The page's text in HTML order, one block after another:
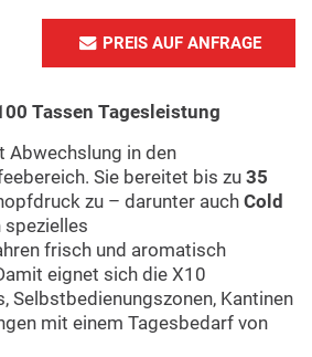
PREIS AUF ANFRAGE
Tassen Tagesleistung
Abwechslung in den
Sie bereitet bis zu 35
zu – darunter auch Cold
spezielles
frisch und aromatisch
eignet sich die X10
Selbstbedienungszonen, Kantinen
mit einem Tagesbedarf von